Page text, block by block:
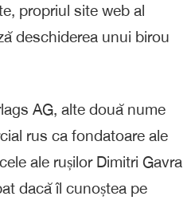
propriul site web al
deschiderea unui birou
AG, alte două nume
rus ca fondatoare ale
ale rușilor Dimitri Gavra
dacă îl cunoștea pe